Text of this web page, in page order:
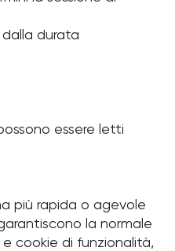
durata
essere letti
più rapida o agevole
la normale
cookie di funzionalità,